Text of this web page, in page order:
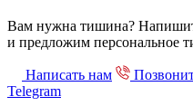
Вам нужна тишина?
и предложим персональное
Написать нам
Telegram